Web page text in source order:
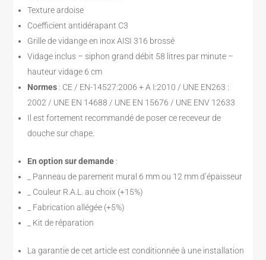
Texture ardoise
Coefficient antidérapant C3
Grille de vidange en inox AISI 316 brossé
Vidage inclus – siphon grand débit 58 litres par minute –
hauteur vidage 6 cm
Normes : CE / EN-14527:2006 + A I:2010 / UNE EN263 :
2002 / UNE EN 14688 / UNE EN 15676 / UNE ENV 12633
Il est fortement recommandé de poser ce receveur de
douche sur chape.
En option sur demande :
_ Panneau de parement mural 6 mm ou 12 mm d’épaisseur
_ Couleur R.A.L. au choix (+15%)
_ Fabrication allégée (+5%)
_ Kit de réparation
La garantie de cet article est conditionnée à une installation